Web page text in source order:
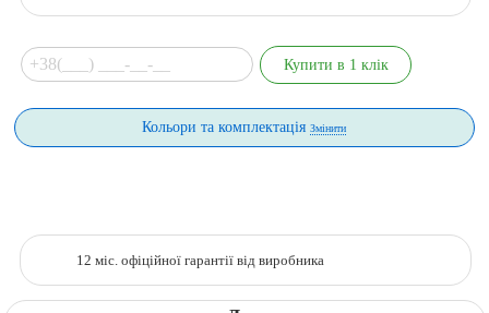
Кольори та комплектаціяЗмінити
12 міс. офіційної гарантії від виробника